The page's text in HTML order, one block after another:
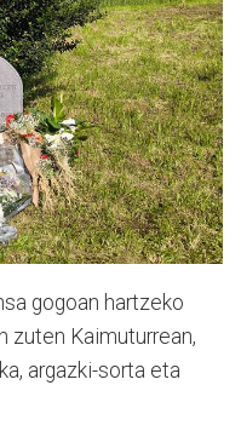
gogoan hartzeko
zuten Kaimuturrean,
argazki-sorta eta